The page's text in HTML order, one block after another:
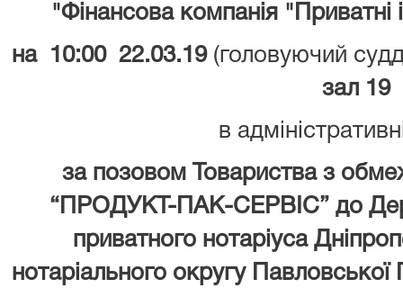
"Фінансова компанія "Приватні
на 10:00 22.03.19 (головуючий
зал 19
в
за позовом Товариства з
“ПРОДУКТ-ПАК-СЕРВІС” до
приватного нотаріуса
нотаріального округу Павловської